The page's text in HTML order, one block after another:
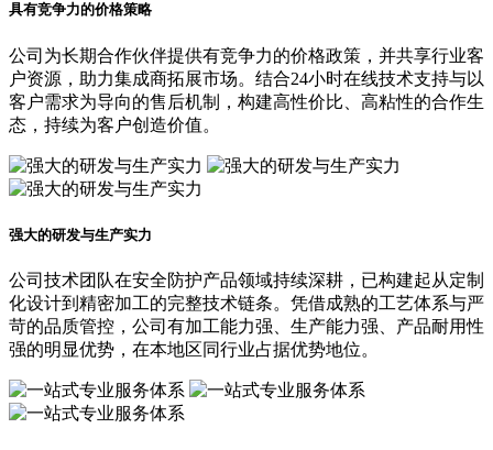
具有竞争力的价格策略
公司为长期合作伙伴提供有竞争力的价格政策，并共享行业客
户资源，助力集成商拓展市场。结合24小时在线技术支持与以
客户需求为导向的售后机制，构建高性价比、高粘性的合作生
态，持续为客户创造价值。
强大的研发与生产实力
公司技术团队在安全防护产品领域持续深耕，已构建起从定制
化设计到精密加工的完整技术链条。凭借成熟的工艺体系与严
苛的品质管控，公司有加工能力强、生产能力强、产品耐用性
强的明显优势，在本地区同行业占据优势地位。